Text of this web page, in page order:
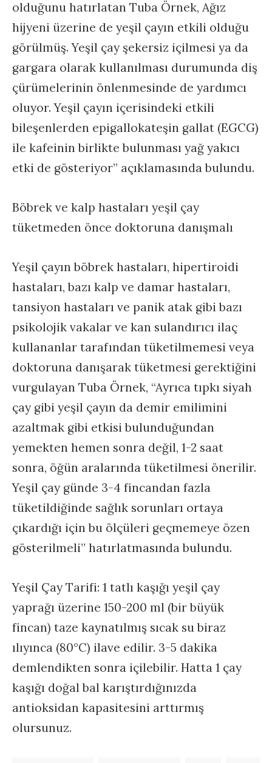
olduğunu hatırlatan Tuba Örnek, Ağız
hijyeni üzerine de yeşil çayın etkili olduğu
görülmüş. Yeşil çay şekersiz içilmesi ya da
gargara olarak kullanılması durumunda diş
çürümelerinin önlenmesinde de yardımcı
oluyor. Yeşil çayın içerisindeki etkili
bileşenlerden epigallokateşin gallat (EGCG)
ile kafeinin birlikte bulunması yağ yakıcı
etki de gösteriyor” açıklamasında bulundu.
Böbrek ve kalp hastaları yeşil çay
tüketmeden önce doktoruna danışmalı
Yeşil çayın böbrek hastaları, hipertiroidi
hastaları, bazı kalp ve damar hastaları,
tansiyon hastaları ve panik atak gibi bazı
psikolojik vakalar ve kan sulandırıcı ilaç
kullananlar tarafından tüketilmemesi veya
doktoruna danışarak tüketmesi gerektiğini
vurgulayan Tuba Örnek, “Ayrıca tıpkı siyah
çay gibi yeşil çayın da demir emilimini
azaltmak gibi etkisi bulunduğundan
yemekten hemen sonra değil, 1-2 saat
sonra, öğün aralarında tüketilmesi önerilir.
Yeşil çay günde 3-4 fincandan fazla
tüketildiğinde sağlık sorunları ortaya
çıkardığı için bu ölçüleri geçmemeye özen
gösterilmeli” hatırlatmasında bulundu.
Yeşil Çay Tarifi: 1 tatlı kaşığı yeşil çay
yaprağı üzerine 150-200 ml (bir büyük
fincan) taze kaynatılmış sıcak su biraz
ılıyınca (80°C) ilave edilir. 3-5 dakika
demlendikten sonra içilebilir. Hatta 1 çay
kaşığı doğal bal karıştırdığınızda
antioksidan kapasitesini arttırmış
olursunuz.